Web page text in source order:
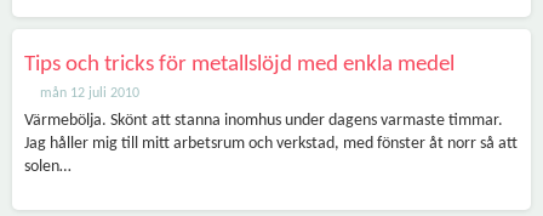
Tips och tricks för metallslöjd med enkla medel
mån 12 juli 2010
Värmebölja. Skönt att stanna inomhus under dagens varmaste timmar.
Jag håller mig till mitt arbetsrum och verkstad, med fönster åt norr så att
solen…